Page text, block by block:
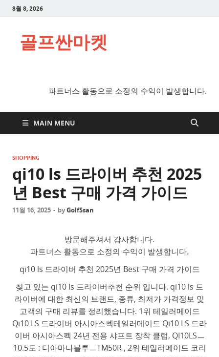
8월 8, 2026
골프싼마켓
파트너스 활동으로 소정의 수익이 발생합니다.
MAIN MENU
SHOPPING
qi10 ls 드라이버 추천 2025
년 Best 구매 가격 가이드
11월 16, 2025 - byGolfSsan
방문해주셔서 감사합니다.
파트너스 활동으로 소정의 수익이 발생합니다.
qi10 ls 드라이버 추천 2025년 Best 구매 가격 가이드
찾고 있는 qi10 ls 드라이버추천 순위 입니다. qi10 ls 드
라이버에 대한 최신의 브랜드, 종류, 최저가 가격정보 및
고객의 구매 리뷰를 정리했습니다. 1위 테일러메이드
Qi10 LS 드라이버 아시아스펙테일러메이드 Qi10 LS 드라
이버 아시아스펙 24년 전용 샤프트 장착 클럽, QI10LSㅡ
10.5도 : 디아마나블루ㅡTM50R , 2위 테일러메이드 코리